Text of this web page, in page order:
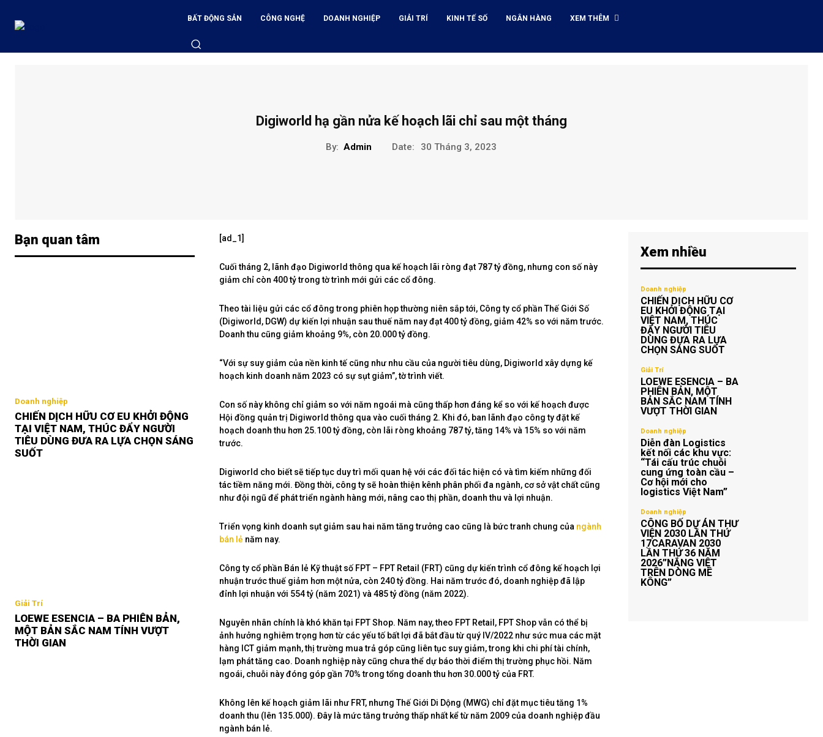
BẤT ĐỘNG SẢN CÔNG NGHỆ DOANH NGHIỆP GIẢI TRÍ KINH TẾ SỐ NGÂN HÀNG XEM THÊM
Digiworld hạ gần nửa kế hoạch lãi chỉ sau một tháng
By: Admin Date: 30 Tháng 3, 2023
Bạn quan tâm
Doanh nghiệp
CHIẾN DỊCH HỮU CƠ EU KHỞI ĐỘNG
TẠI VIỆT NAM, THÚC ĐẨY NGƯỜI
TIÊU DÙNG ĐƯA RA LỰA CHỌN SÁNG
SUỐT
Giải Trí
LOEWE ESENCIA – BA PHIÊN BẢN,
MỘT BẢN SẮC NAM TÍNH VƯỢT
THỜI GIAN
[ad_1]
Cuối tháng 2, lãnh đạo Digiworld thông qua kế hoạch lãi ròng đạt 787 tỷ đồng, nhưng con số này
giảm chỉ còn 400 tỷ trong tờ trình mới gửi các cổ đông.
Theo tài liệu gửi các cổ đông trong phiên họp thường niên sắp tới, Công ty cổ phần Thế Giới Số
(Digiworld, DGW) dự kiến lợi nhuận sau thuế năm nay đạt 400 tỷ đồng, giảm 42% so với năm trước.
Doanh thu cũng giảm khoảng 9%, còn 20.000 tỷ đồng.
“Với sự suy giảm của nền kinh tế cũng như nhu cầu của người tiêu dùng, Digiworld xây dựng kế
hoạch kinh doanh năm 2023 có sự sụt giảm”, tờ trình viết.
Con số này không chỉ giảm so với năm ngoái mà cũng thấp hơn đáng kể so với kế hoạch được
Hội đồng quản trị Digiworld thông qua vào cuối tháng 2. Khi đó, ban lãnh đạo công ty đặt kế
hoạch doanh thu hơn 25.100 tỷ đồng, còn lãi ròng khoảng 787 tỷ, tăng 14% và 15% so với năm
trước.
Digiworld cho biết sẽ tiếp tục duy trì mối quan hệ với các đối tác hiện có và tìm kiếm những đối
tác tiềm năng mới. Đồng thời, công ty sẽ hoàn thiện kênh phân phối đa ngành, cơ sở vật chất cũng
như đội ngũ để phát triển ngành hàng mới, nâng cao thị phần, doanh thu và lợi nhuận.
Triển vọng kinh doanh sụt giảm sau hai năm tăng trưởng cao cũng là bức tranh chung của ngành
bán lẻ năm nay.
Công ty cổ phần Bán lẻ Kỹ thuật số FPT – FPT Retail (FRT) cũng dự kiến trình cổ đông kế hoạch lợi
nhuận trước thuế giảm hơn một nửa, còn 240 tỷ đồng. Hai năm trước đó, doanh nghiệp đã lập
đỉnh lợi nhuận với 554 tỷ (năm 2021) và 485 tỷ đồng (năm 2022).
Nguyên nhân chính là khó khăn tại FPT Shop. Năm nay, theo FPT Retail, FPT Shop vẫn có thể bị
ảnh hưởng nghiêm trọng hơn từ các yếu tố bất lợi đã bắt đầu từ quý IV/2022 như sức mua các mặt
hàng ICT giảm mạnh, thị trường mua trả góp cũng liên tục suy giảm, trong khi chi phí tài chính,
lạm phát tăng cao. Doanh nghiệp này cũng chưa thể dự báo thời điểm thị trường phục hồi. Năm
ngoái, chuỗi này đóng góp gần 70% trong tổng doanh thu hơn 30.000 tỷ của FRT.
Không lên kế hoạch giảm lãi như FRT, nhưng Thế Giới Di Dộng (MWG) chỉ đặt mục tiêu tăng 1%
doanh thu (lên 135.000). Đây là mức tăng trưởng thấp nhất kể từ năm 2009 của doanh nghiệp đầu
ngành bán lẻ.
Xem nhiều
Doanh nghiệp
CHIẾN DỊCH HỮU CƠ
EU KHỞI ĐỘNG TẠI
VIỆT NAM, THÚC
ĐẨY NGƯỜI TIÊU
DÙNG ĐƯA RA LỰA
CHỌN SÁNG SUỐT
Giải Trí
LOEWE ESENCIA – BA
PHIÊN BẢN, MỘT
BẢN SẮC NAM TÍNH
VƯỢT THỜI GIAN
Doanh nghiệp
Diễn đàn Logistics
kết nối các khu vực:
“Tái cấu trúc chuỗi
cung ứng toàn cầu –
Cơ hội mới cho
logistics Việt Nam”
Doanh nghiệp
CÔNG BỐ DỰ ÁN THƯ
VIỆN 2030 LẦN THỨ
17CARAVAN 2030
LẦN THỨ 36 NĂM
2026”NẮNG VIỆT
TRÊN DÒNG MÊ
KÔNG”